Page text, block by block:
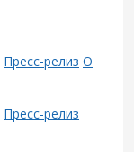
Пресс-релиз О
Пресс-релиз